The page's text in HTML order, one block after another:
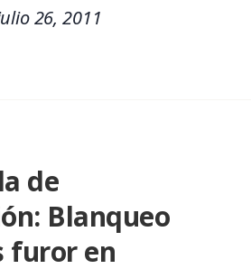
26, 2011
de
Blanqueo
furor en